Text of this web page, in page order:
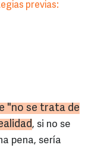
previas:
"no se trata de
, si no se
pena, sería